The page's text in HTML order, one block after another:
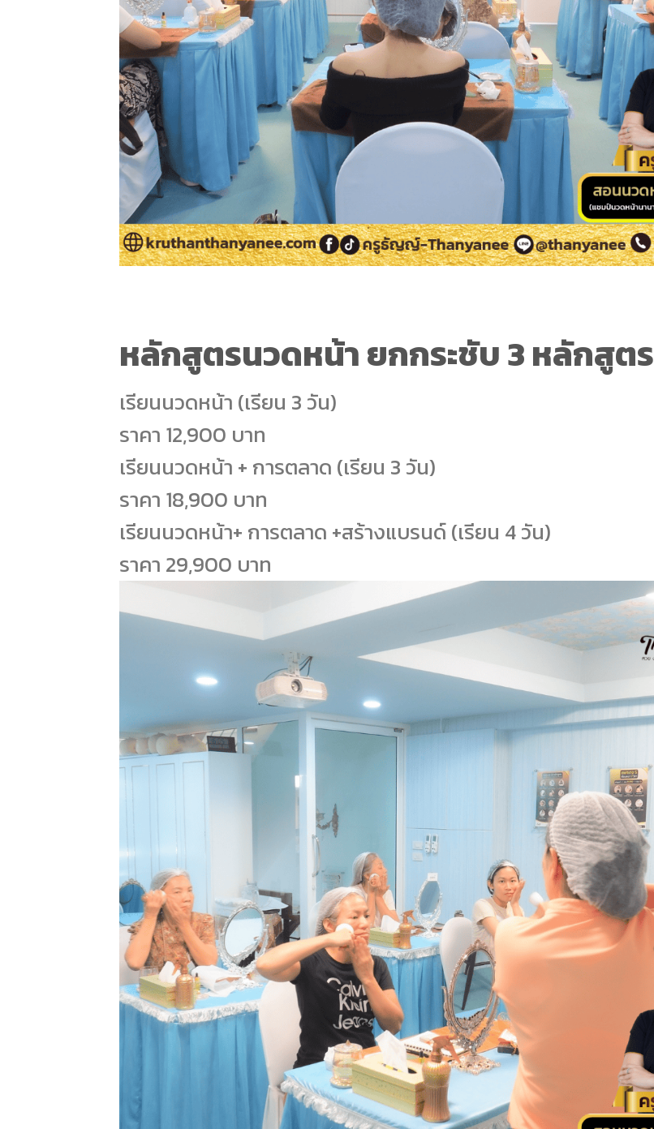
หลักสูตรนวดหน้า ยกกระชับ 3 หลักสูตร
เรียนนวดหน้า (เรียน 3 วัน)
ราคา 12,900 บาท
เรียนนวดหน้า + การตลาด (เรียน 3 วัน)
ราคา 18,900 บาท
เรียนนวดหน้า+ การตลาด +สร้างแบรนด์ (เรียน 4 วัน)
ราคา 29,900 บาท